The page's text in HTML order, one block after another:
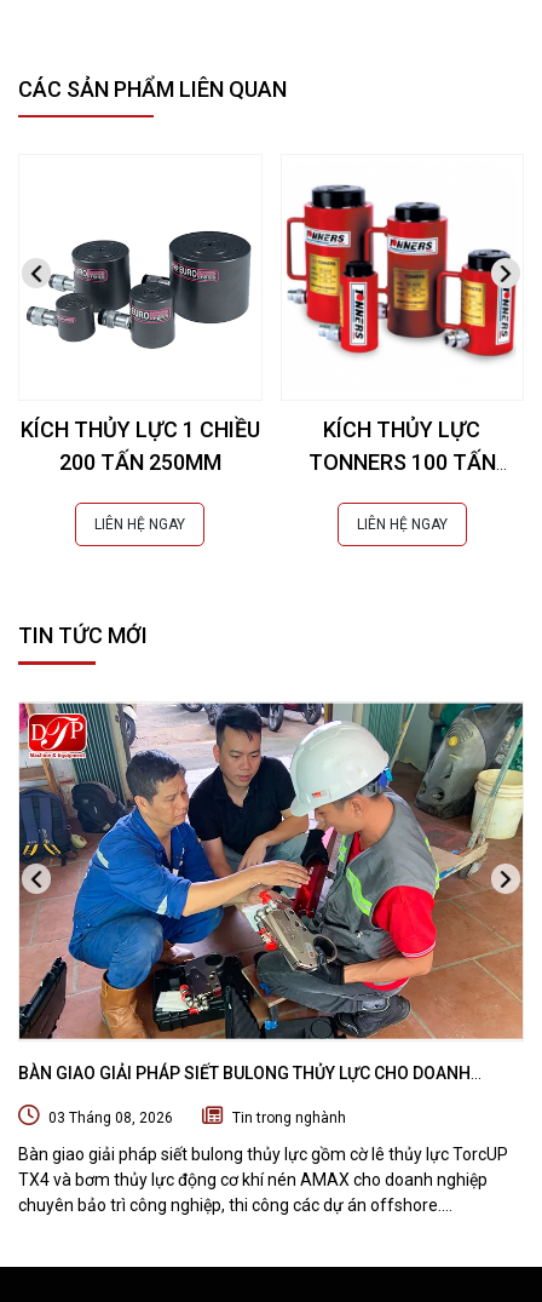
CÁC SẢN PHẨM LIÊN QUAN
KÍCH THỦY LỰC 1 CHIỀU
200 TẤN 250MM
LIÊN HỆ NGAY
KÍCH THỦY LỰC
TONNERS 100 TẤN
LIÊN HỆ NGAY
TIN TỨC MỚI
BÀN GIAO GIẢI PHÁP SIẾT BULONG THỦY LỰC CHO DOANH
03 Tháng 08, 2026 Tin trong nghành
Bàn giao giải pháp siết bulong thủy lực gồm cờ lê thủy lực TorcUP
TX4 và bơm thủy lực động cơ khí nén AMAX cho doanh nghiệp
chuyên bảo trì công nghiệp, thi công các dự án offshore.